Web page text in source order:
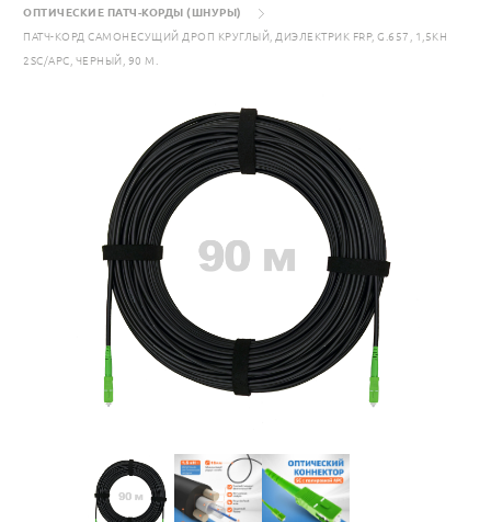
ОПТИЧЕСКИЕ ПАТЧ-КОРДЫ (ШНУРЫ)
ПАТЧ-КОРД САМОНЕСУЩИЙ ДРОП КРУГЛЫЙ, ДИЭЛЕКТРИК FRP, G.657, 1,5КН
2SC/APC, ЧЕРНЫЙ, 90 М.